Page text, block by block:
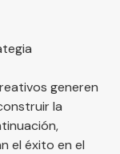
generen
la
el éxito en el